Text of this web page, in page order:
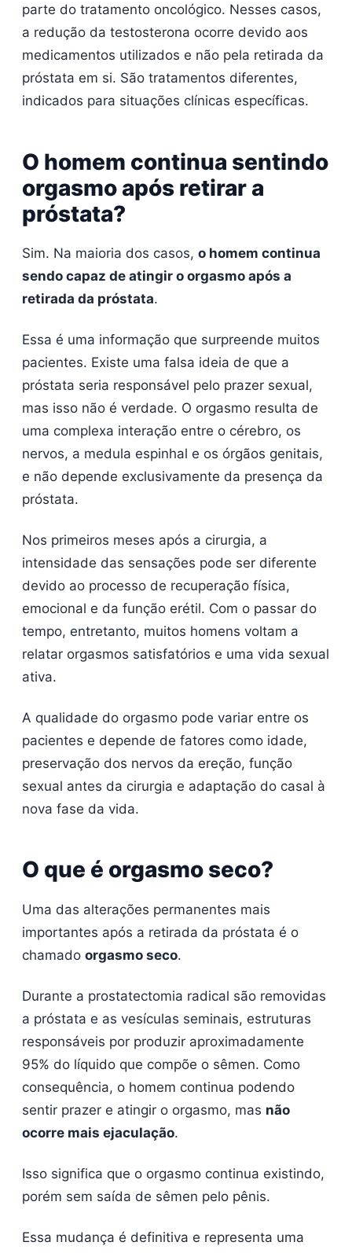
parte do tratamento oncológico. Nesses casos,
a redução da testosterona ocorre devido aos
medicamentos utilizados e não pela retirada da
próstata em si. São tratamentos diferentes,
indicados para situações clínicas específicas.
O homem continua sentindo
orgasmo após retirar a
próstata?
Sim. Na maioria dos casos, o homem continua
sendo capaz de atingir o orgasmo após a
retirada da próstata.
Essa é uma informação que surpreende muitos
pacientes. Existe uma falsa ideia de que a
próstata seria responsável pelo prazer sexual,
mas isso não é verdade. O orgasmo resulta de
uma complexa interação entre o cérebro, os
nervos, a medula espinhal e os órgãos genitais,
e não depende exclusivamente da presença da
próstata.
Nos primeiros meses após a cirurgia, a
intensidade das sensações pode ser diferente
devido ao processo de recuperação física,
emocional e da função erétil. Com o passar do
tempo, entretanto, muitos homens voltam a
relatar orgasmos satisfatórios e uma vida sexual
ativa.
A qualidade do orgasmo pode variar entre os
pacientes e depende de fatores como idade,
preservação dos nervos da ereção, função
sexual antes da cirurgia e adaptação do casal à
nova fase da vida.
O que é orgasmo seco?
Uma das alterações permanentes mais
importantes após a retirada da próstata é o
chamado orgasmo seco.
Durante a prostatectomia radical são removidas
a próstata e as vesículas seminais, estruturas
responsáveis por produzir aproximadamente
95% do líquido que compõe o sêmen. Como
consequência, o homem continua podendo
sentir prazer e atingir o orgasmo, mas não
ocorre mais ejaculação.
Isso significa que o orgasmo continua existindo,
porém sem saída de sêmen pelo pênis.
Essa mudança é definitiva e representa uma